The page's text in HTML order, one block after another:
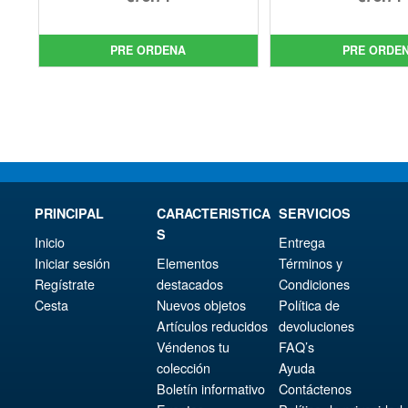
original
era:
precio
actual
PRE ORDENA
era:
PRE
PRINCIPAL
Inicio
Iniciar sesión
Regístrate
Cesta
CARACTERISTICA
S
Elementos
destacados
Nuevos objetos
Artículos reducidos
Véndenos tu
colección
Boletín informativo
SERVICIOS
Entrega
Términos y
Condiciones
Política de
devoluciones
FAQ’s
Ayuda
Contáctenos